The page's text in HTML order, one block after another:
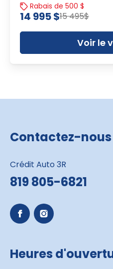
Rabais de 500 $
15 495$
14 995 $
Voir le
Contactez-nous
Crédit Auto 3R
819 805-6821
Heures